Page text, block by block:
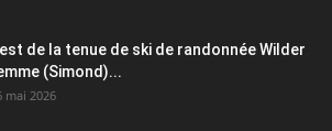
de la tenue de ski de randonnée Wilder
(Simond)...
mai 2026